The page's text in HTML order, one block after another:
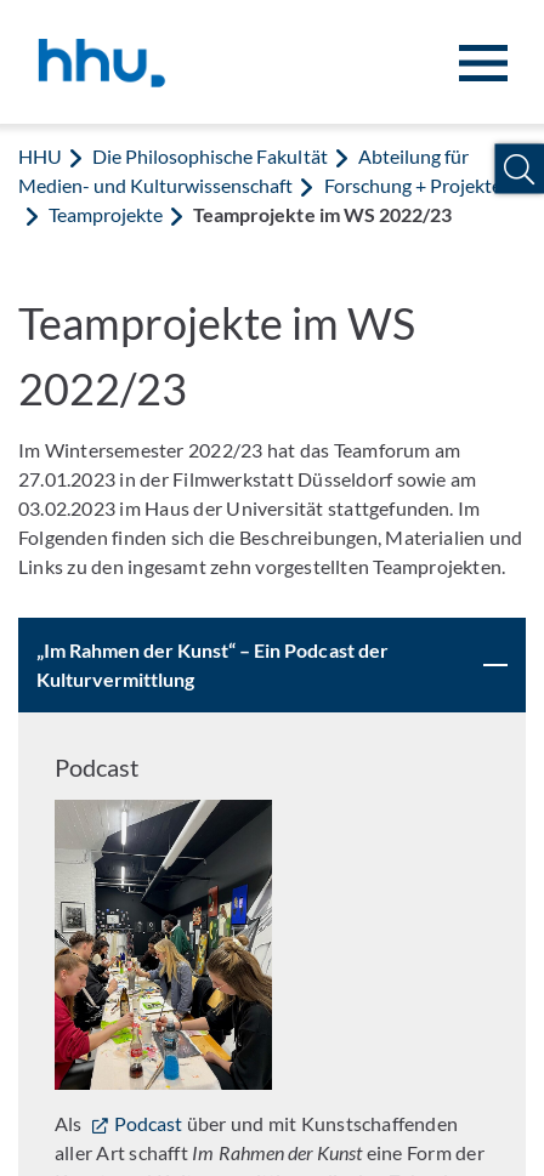
HHU Die Philosophische Fakultät
Abteilung für
Medien- und Kulturwissenschaft
Forschung + Projekte
Teamprojekte
Teamprojekte im WS 2022/23
Teamprojekte im WS
2022/23
Im Wintersemester 2022/23 hat das Teamforum am
27.01.2023 in der Filmwerkstatt Düsseldorf sowie am
03.02.2023 im Haus der Universität stattgefunden. Im
Folgenden finden sich die Beschreibungen, Materialien und
Links zu den ingesamt zehn vorgestellten Teamprojekten.
„Im Rahmen der Kunst“ – Ein Podcast der
Kulturvermittlung
Podcast
Als Podcast über und mit Kunstschaffenden
aller Art schafft Im Rahmen der Kunsteine Form der